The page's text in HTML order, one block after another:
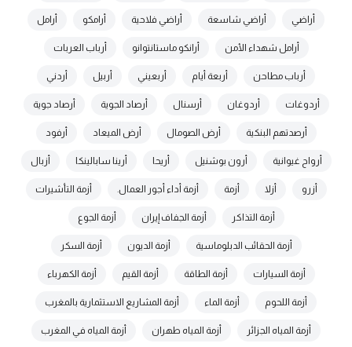
أراضي أراضي شاسعة أراضي فلاحية أرامكو أرامل
أرامل شهداء الأمن أرانكو ماستانتوانو أرباب العربات
أرباب مطاحن أربعة أيام أربعيني أربيل أردني
أردوغات أردوغان أرسنال أرصاد الجوية أرصاد جوية
أرصدتهم البنكية أرض الصومال أرض الميعاد أرفود
أرواح غيوانية أرون بوشنيل أريحا أرينا سابالينكا أزبال
أزرو أزلا أزمة أزمة أداء أجور العمال. أزمة التأشيرات
أزمة التذاكر أزمة الجفاف إيران أزمة الجوع
أزمة الحقائب الدبلوماسية أزمة الديون أزمة السكر
أزمة السيارات أزمة الطاقة أزمة القيم أزمة الكهرباء
أزمة اللحوم أزمة الماء أزمة المشاريع الاستثمارية بالمغرب
أزمة المياه الجزائر أزمة المياه طهران أزمة المياه في المغرب